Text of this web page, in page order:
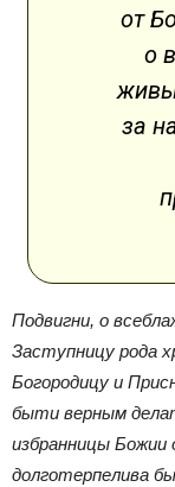
от
о
за
Подвигни, о
Заступницу рода
Богородицу и
быти верным
избранницы Божии
долготерпелива